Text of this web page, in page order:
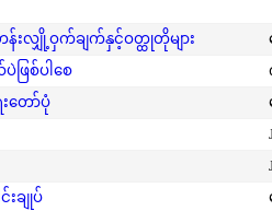
လျှို့ဝှက်ချက်နှင့်ဝတ္ထုတိုများ
ြစ်ပါစေ
တော်ပုံ
းချုပ်